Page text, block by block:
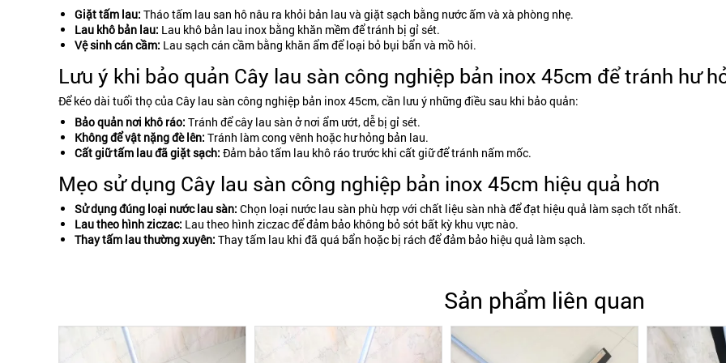
Giặt tấm lau: Tháo tấm lau san hô nâu ra khỏi bản lau và giặt sạch bằng nước ấm và xà phòng nhẹ.
Lau khô bản lau: Lau khô bản lau inox bằng khăn mềm để tránh bị gỉ sét.
Vệ sinh cán cầm: Lau sạch cán cầm bằng khăn ẩm để loại bỏ bụi bẩn và mồ hôi.
Lưu ý khi bảo quản Cây lau sàn công nghiệp bản inox 45cm để tránh hư
Để kéo dài tuổi thọ của Cây lau sàn công nghiệp bản inox 45cm, cần lưu ý những điều sau khi bảo quản:
Bảo quản nơi khô ráo: Tránh để cây lau sàn ở nơi ẩm ướt, dễ bị gỉ sét.
Không để vật nặng đè lên: Tránh làm cong vênh hoặc hư hỏng bản lau.
Cất giữ tấm lau đã giặt sạch: Đảm bảo tấm lau khô ráo trước khi cất giữ để tránh nấm mốc.
Mẹo sử dụng Cây lau sàn công nghiệp bản inox 45cm hiệu quả hơn
Sử dụng đúng loại nước lau sàn: Chọn loại nước lau sàn phù hợp với chất liệu sàn nhà để đạt hiệu quả làm sạch tốt nhất.
Lau theo hình ziczac: Lau theo hình ziczac để đảm bảo không bỏ sót bất kỳ khu vực nào.
Thay tấm lau thường xuyên: Thay tấm lau khi đã quá bẩn hoặc bị rách để đảm bảo hiệu quả làm sạch.
Sản phẩm liên quan